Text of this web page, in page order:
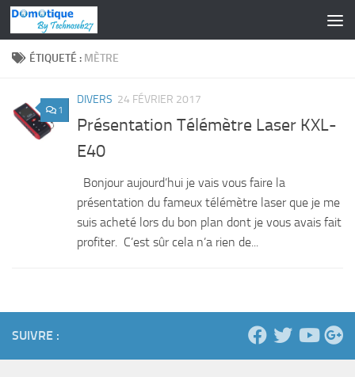
Skip to content
ÉTIQUETÉ : MÈTRE
1
DIVERS 24 FÉVRIER 2017
Présentation Télémètre Laser KXL-
E40
Bonjour aujourd’hui je vais vous faire la
présentation du fameux télémètre laser que je me
suis acheté lors du bon plan dont je vous avais fait
profiter. C’est sûr cela n’a rien de...
SUIVRE :